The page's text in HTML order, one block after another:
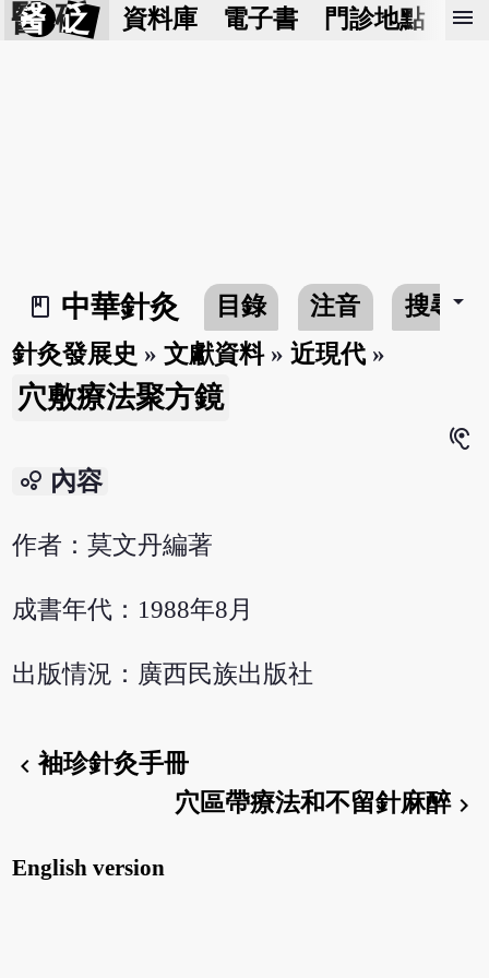
醫 砭 資料庫 電子書 門診地點 預
menu
book_2
中華針灸 目錄 注音 搜尋arrow_drop_down
針灸發展史 »文獻資料»近現代 »
穴敷療法聚方鏡
hearing
bubble_chart 內容
作者：莫文丹編著
成書年代：1988年8月
出版情況：廣西民族出版社
chevron_left袖珍針灸手冊
穴區帶療法和不留針麻醉chevron_right
English version